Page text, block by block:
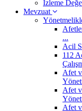
İzleme
Mevzuat
...
Acil
112
Afet
Afet
Afet